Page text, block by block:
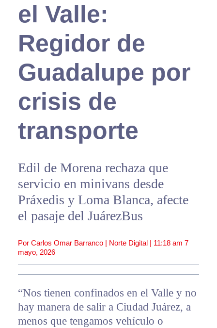
el Valle:
Regidor de
Guadalupe por
crisis de
transporte
Edil de Morena rechaza que
servicio en minivans desde
Práxedis y Loma Blanca, afecte
el pasaje del JuárezBus
Por Carlos Omar Barranco | Norte Digital | 11:18 am 7
mayo, 2026
“Nos tienen confinados en el Valle y no
hay manera de salir a Ciudad Juárez, a
menos que tengamos vehículo o